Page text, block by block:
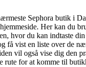
Sephora butik i
Her kan du
hvor du kan indtaste
få vist en liste over de
vil også vise dig den
rute for at komme til